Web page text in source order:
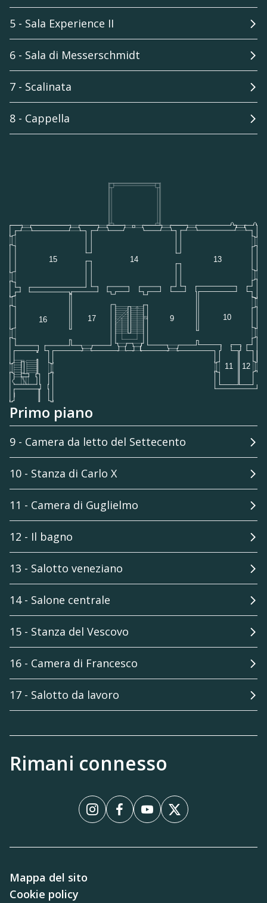
5 - Sala Experience II
6 - Sala di Messerschmidt
7 - Scalinata
8 - Cappella
Primo piano
9 - Camera da letto del Settecento
10 - Stanza di Carlo X
11 - Camera di Guglielmo
12 - Il bagno
13 - Salotto veneziano
14 - Salone centrale
15 - Stanza del Vescovo
16 - Camera di Francesco
17 - Salotto da lavoro
Rimani connesso
InstagramFacebookYouTube
X
Mappa del sito
Cookie policy